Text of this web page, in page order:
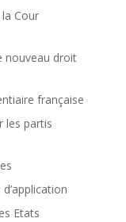
Cour
nouveau droit
française
les partis
Etats